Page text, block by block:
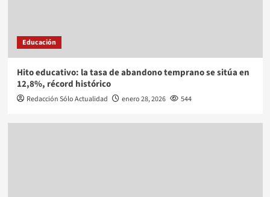
Educación
Hito educativo: la tasa de abandono temprano se sitúa en
12,8%, récord histórico
Redacción Sólo Actualidad enero 28, 2026 544